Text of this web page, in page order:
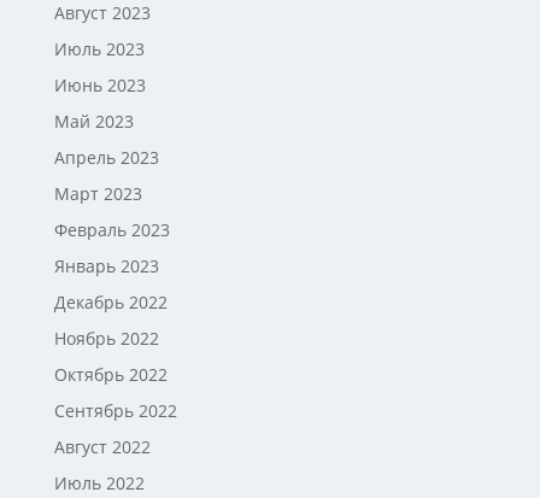
Август 2023
Июль 2023
Июнь 2023
Май 2023
Апрель 2023
Март 2023
Февраль 2023
Январь 2023
Декабрь 2022
Ноябрь 2022
Октябрь 2022
Сентябрь 2022
Август 2022
Июль 2022